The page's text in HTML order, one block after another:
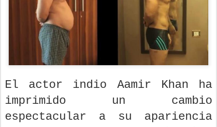
El actor indio Aamir Khan ha
imprimido un cambio
espectacular a su apariencia